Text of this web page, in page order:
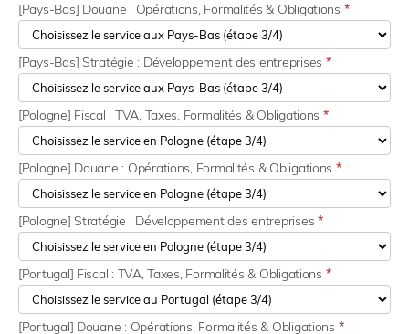
[Pays-Bas] Douane : Opérations, Formalités & Obligations *
[Pays-Bas] Stratégie : Développement des entreprises *
[Pologne] Fiscal : TVA, Taxes, Formalités & Obligations *
[Pologne] Douane : Opérations, Formalités & Obligations *
[Pologne] Stratégie : Développement des entreprises *
[Portugal] Fiscal : TVA, Taxes, Formalités & Obligations *
[Portugal] Douane : Opérations, Formalités & Obligations *